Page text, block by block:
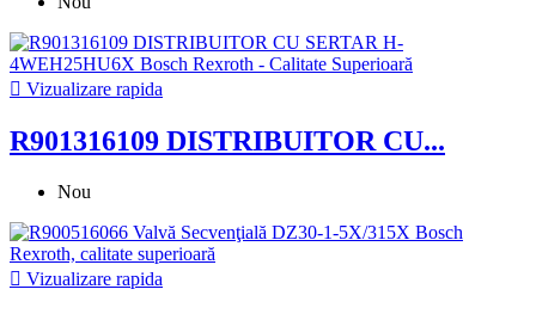
 Vizualizare rapida
R901316109 DISTRIBUITOR CU...
Nou
 Vizualizare rapida